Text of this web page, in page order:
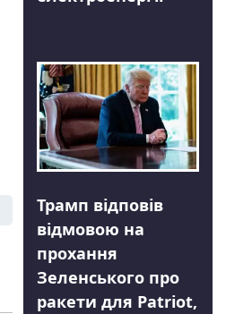
Трамп відповів
відмовою на
прохання
Зеленського про
ракети для Patriot,